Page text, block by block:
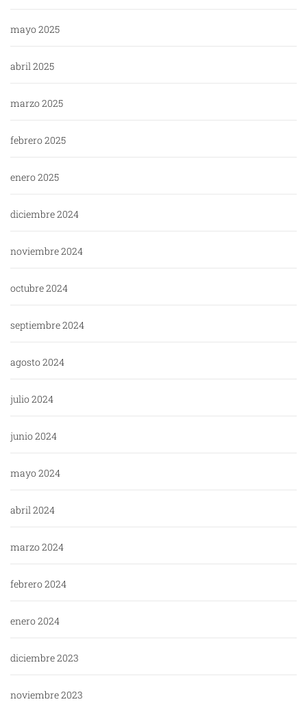
mayo 2025
abril 2025
marzo 2025
febrero 2025
enero 2025
diciembre 2024
noviembre 2024
octubre 2024
septiembre 2024
agosto 2024
julio 2024
junio 2024
mayo 2024
abril 2024
marzo 2024
febrero 2024
enero 2024
diciembre 2023
noviembre 2023